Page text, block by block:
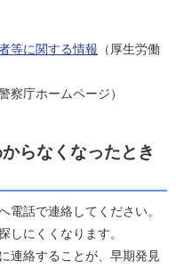
等に関する情報 （厚生労働
警察庁ホームページ）
らなくなったとき
電話で連絡してください。
しにくくなります。
連絡することが、早期発見